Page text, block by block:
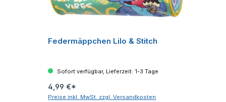
Federmäppchen Lilo & Stitch
Sofort verfügbar, Lieferzeit: 1-3 Tage
4,99 €*
Preise inkl. MwSt. zzgl. Versandkosten